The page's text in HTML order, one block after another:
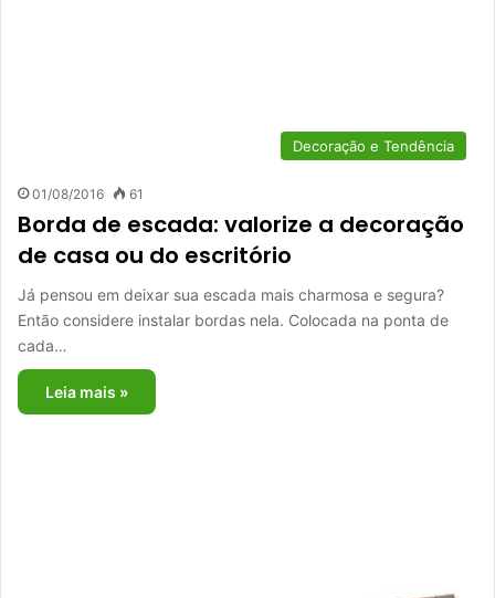
Decoração e Tendência
01/08/2016 61
Borda de escada: valorize a decoração
de casa ou do escritório
Já pensou em deixar sua escada mais charmosa e segura?
Então considere instalar bordas nela. Colocada na ponta de
cada…
Leia mais »